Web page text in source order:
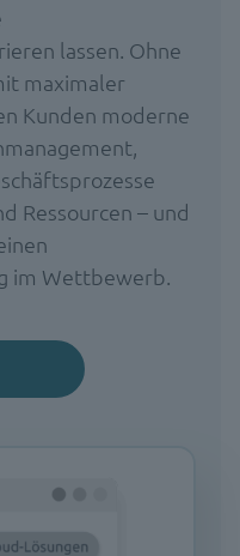
lassen. Ohne
maximaler
Kunden moderne
Ressourcen – und
im Wettbewerb.